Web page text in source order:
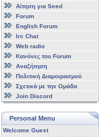
Αίτηση για Seed
Forum
English Forum
Irc Chat
Web radio
Κανόνες του Forum
Αναζήτηση
Πολιτική Διαμοιρασμού
Σχετικά με την Ομάδα
Join Discord
Personal Menu
Welcome Guest